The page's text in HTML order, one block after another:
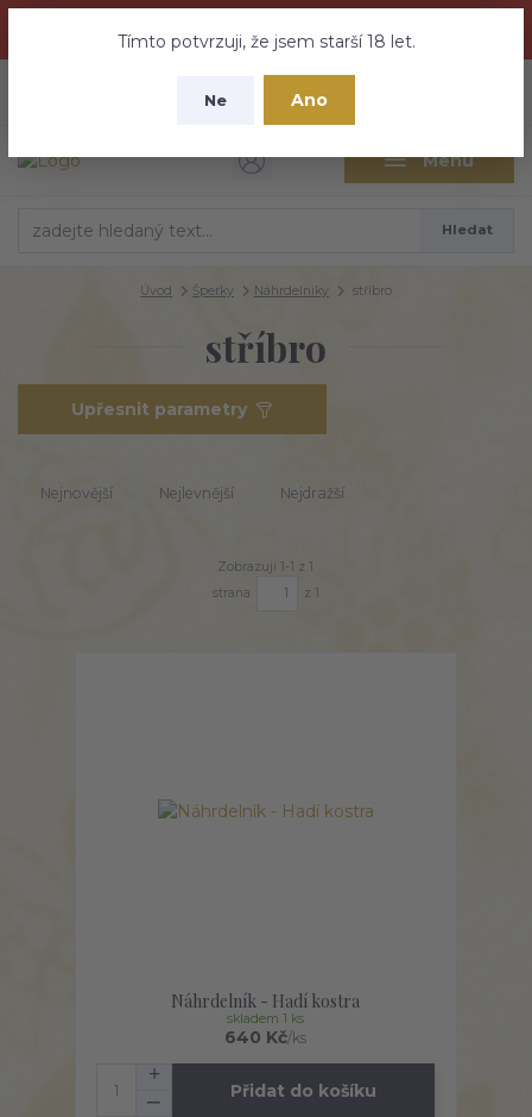
nebuďte vyděšeni zde najdete vše a ještě mnohem víc
Tímto potvrzuji, že jsem starší 18 let.
Ne Ano
Menu
CZK
Hledat
Úvod Šperky Náhrdelniky stříbro
stříbro
Upřesnit parametry
Nejnovější Nejlevnější Nejdražší
Zobrazuji 1-1 z 1
strana
z 1
Náhrdelník - Hadí kostra
640 Kč/ks
skladem 1 ks
Přidat do košíku